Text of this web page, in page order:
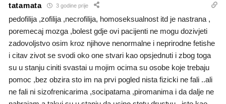
tatamata 3 godine prije
pedofilija ,zofilija ,necrofilija, homoseksualnost itd je nastrana ,
poremecaj mozga ,bolest gdje ovi pacijenti ne mogu dozivjeti
zadovoljstvo osim kroz njihove nenormalne i neprirodne fetishe
i citav zivot se svodi oko one stvari kao opsjednuti i zbog toga
su u stanju ciniti svastai u mojim ocima su osobe koje trebaju
pomoc ,bez obzira sto im na prvi pogled nista fizicki ne fali ..ali
ne fali ni sizofrenicarima ,socipatama ,piromanima i da dalje ne